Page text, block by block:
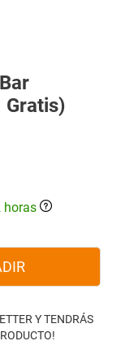
Gratis)
horas
Y TENDRÁS